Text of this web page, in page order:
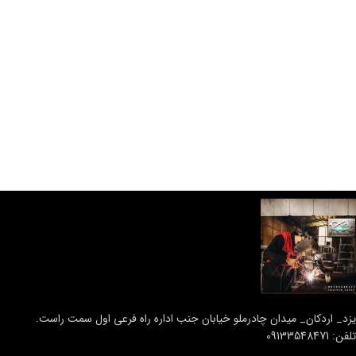
یزد_ اردکان_ میدان چادرملو خیابان جنب اداره راه فرعی اول سمت راست.
تلفن: 09133548471